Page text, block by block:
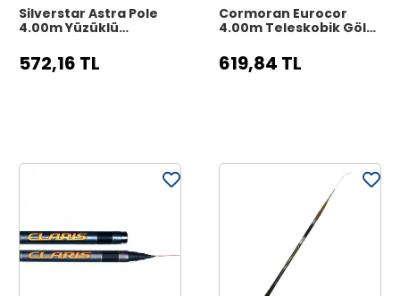
Silverstar Astra Pole
4.00m Yüzüklü
572,16 TL
Cormoran Eurocor
4.00m Teleskobik Göl
619,84 TL